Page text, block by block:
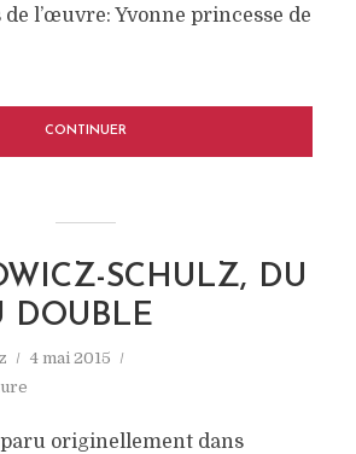
l’œuvre: Yvonne princesse de
CONTINUER
SCHULZ, DU
DOUBLE
4 mai 2015
paru originellement dans